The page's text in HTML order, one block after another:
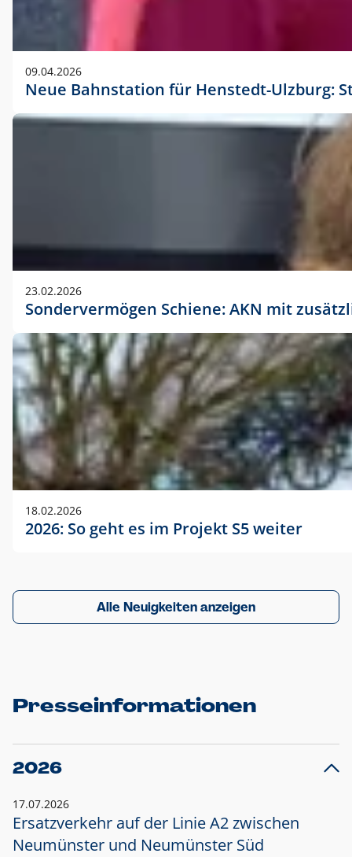
09.04.2026
Neue Bahnstation für Henstedt-Ulzburg:
23.02.2026
Sondervermögen Schiene: AKN mit
18.02.2026
2026: So geht es im Projekt S5 weiter
Alle Neuigkeiten anzeigen
Presseinformationen
2026
17.07.2026
Ersatzverkehr auf der Linie A2 zwischen
Neumünster und Neumünster Süd